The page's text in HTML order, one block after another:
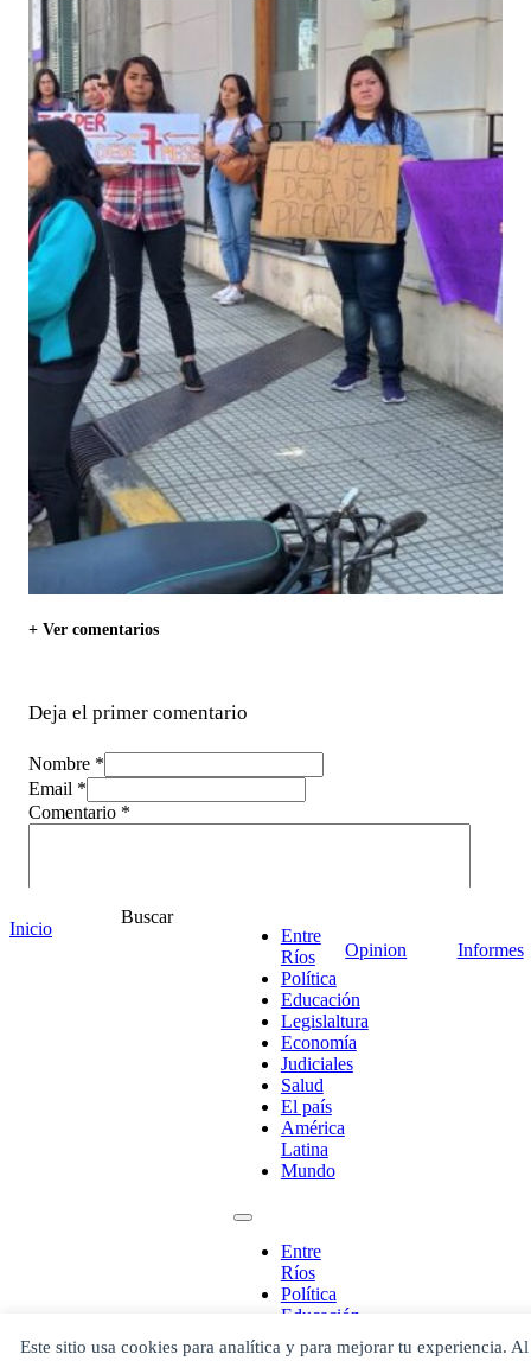
Este sitio usa cookies para analítica y para mejorar tu experiencia. Al
+ Ver comentarios
Deja el primer comentario
Nombre *
Email *
Comentario *
Inicio
Buscar
Entre
Ríos
Política
Educación
Legislaltura
Economía
Judiciales
Salud
El país
América
Latina
Mundo
Entre
Ríos
Política
Educación
Legislaltura
Opinion Informes
¡Ponete en contacto!
Escribe aquí abajo lo que desees buscar
Buscar
Buscar en el archivo